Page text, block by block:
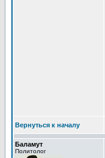
Вернуться к началу
Баламут
Политолог